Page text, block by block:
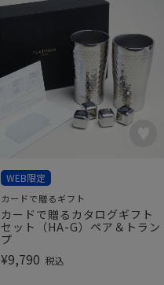
WEB限定
カードで贈るギフト
カードで贈るカタログギフト
セット（HA-G）ペア＆トラン
プ
¥9,790 税込